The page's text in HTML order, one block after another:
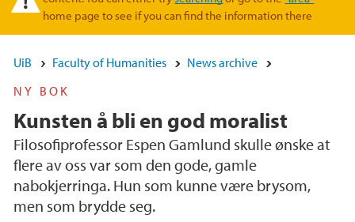
home page to see if you can find the information there
UiB Faculty of Humanities
News archive
NY BOK
Kunsten å bli en god moralist
Filosofiprofessor Espen Gamlund skulle ønske at
flere av oss var som den gode, gamle
nabokjerringa. Hun som kunne være brysom,
men som brydde seg.